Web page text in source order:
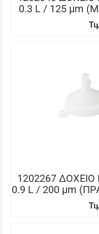
0.3 L / 125 μm
1202267 ΔΟΧΕΙΟ
0.9 L / 200 μm